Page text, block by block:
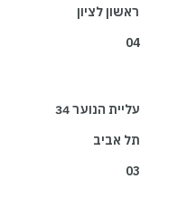
ראשון לציון
04
עליית הנוער 34
תל אביב
03